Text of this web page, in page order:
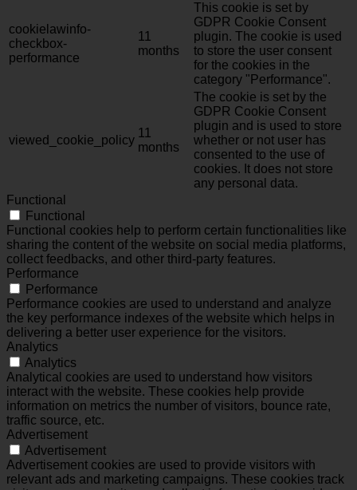
cookielawinfo-
checkbox-
performance
11
months
This cookie is set by
GDPR Cookie Consent
plugin. The cookie is used
to store the user consent
for the cookies in the
category "Performance".
viewed_cookie_policy
11
months
The cookie is set by the
GDPR Cookie Consent
plugin and is used to store
whether or not user has
consented to the use of
cookies. It does not store
any personal data.
Functional
Functional
Functional cookies help to perform certain functionalities like
sharing the content of the website on social media platforms,
collect feedbacks, and other third-party features.
Performance
Performance
Performance cookies are used to understand and analyze
the key performance indexes of the website which helps in
delivering a better user experience for the visitors.
Analytics
Analytics
Analytical cookies are used to understand how visitors
interact with the website. These cookies help provide
information on metrics the number of visitors, bounce rate,
traffic source, etc.
Advertisement
Advertisement
Advertisement cookies are used to provide visitors with
relevant ads and marketing campaigns. These cookies track